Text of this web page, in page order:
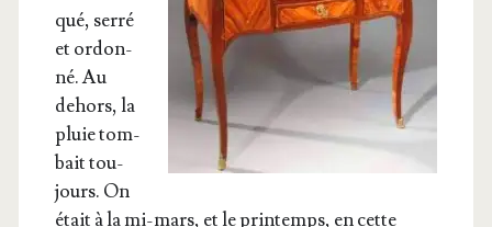
qué, ser­ré
et ordon­
né. Au
dehors, la
pluie tom­
bait tou­
jours. On
était à la mi-mars, et le prin­temps, en cette